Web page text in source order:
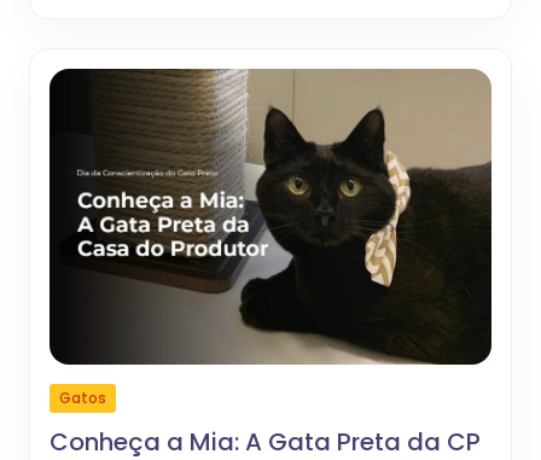
Gatos
Conheça a Mia: A Gata Preta da CP